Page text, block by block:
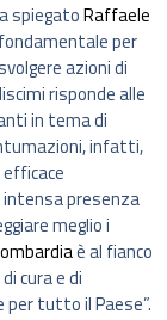
spiegatoRaffaele
per
azioni di
risponde alle
in tema di
infatti,
intensa presenza
meglio i
è al fianco
cura e di
tutto il Paese”.